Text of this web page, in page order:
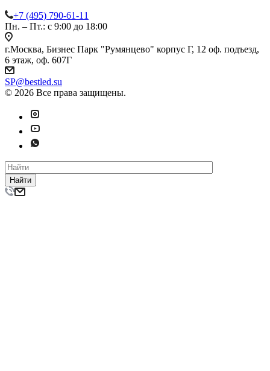
+7 (495) 790-61-11
Пн. – Пт.: с 9:00 до 18:00
г.Москва, Бизнес Парк "Румянцево" корпус Г, 12 оф. подъезд,
6 этаж, оф. 607Г
SP@bestled.su
© 2026 Все права защищены.
Найти